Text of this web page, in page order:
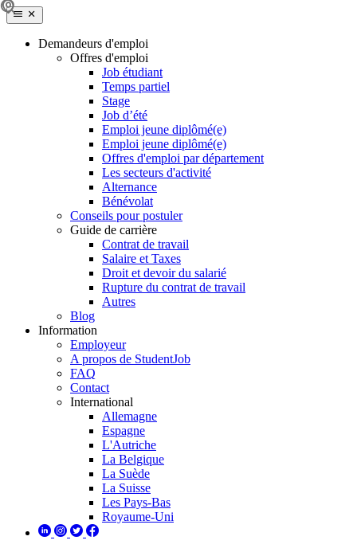
Demandeurs d'emploi
Offres d'emploi
Job étudiant
Temps partiel
Stage
Job d’été
Emploi jeune diplômé(e)
Emploi jeune diplômé(e)
Offres d'emploi par département
Les secteurs d'activité
Alternance
Bénévolat
Conseils pour postuler
Guide de carrière
Contrat de travail
Salaire et Taxes
Droit et devoir du salarié
Rupture du contrat de travail
Autres
Blog
Information
Employeur
A propos de StudentJob
FAQ
Contact
International
Allemagne
Espagne
L'Autriche
La Belgique
La Suède
La Suisse
Les Pays-Bas
Royaume-Uni